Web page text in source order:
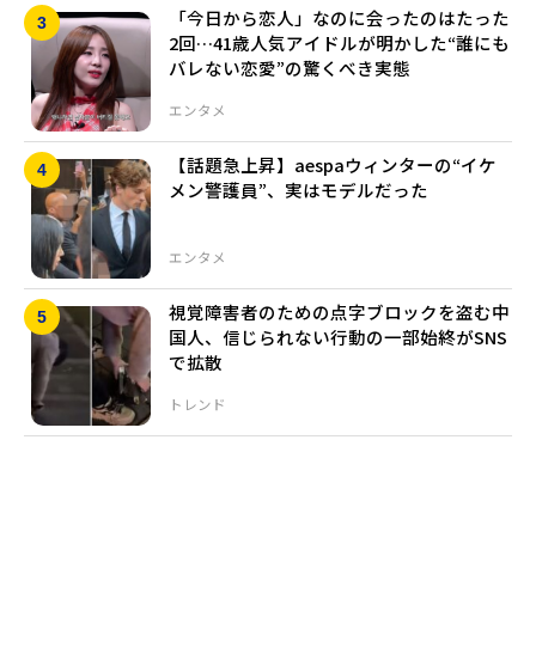
エンタメ
「今日から恋人」なのに会ったのはたった
2回…41歳人気アイドルが明かした“誰にも
バレない恋愛”の驚くべき実態
エンタメ
【話題急上昇】aespaウィンターの“イケ
メン警護員”、実はモデルだった
トレンド
視覚障害者のための点字ブロックを盗む中
国人、信じられない行動の一部始終がSNS
で拡散